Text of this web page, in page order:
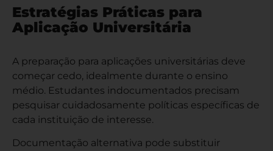
Estratégias Práticas para
Aplicação Universitária
A preparação para aplicações universitárias deve
começar cedo, idealmente durante o ensino
médio. Estudantes indocumentados precisam
pesquisar cuidadosamente políticas específicas de
cada instituição de interesse.
Documentação alternativa pode substituir